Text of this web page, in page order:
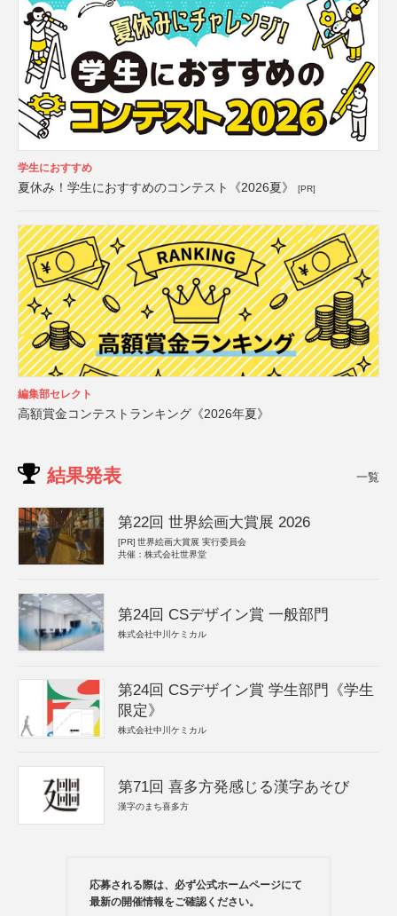
学生におすすめ
夏休み！学生におすすめのコンテスト《2026夏》 [PR]
編集部セレクト
高額賞金コンテストランキング《2026年夏》
結果発表 一覧
第22回 世界絵画大賞展 2026
[PR] 世界絵画大賞展 実行委員会
共催：株式会社世界堂
第24回 CSデザイン賞 一般部門
株式会社中川ケミカル
第24回 CSデザイン賞 学生部門《学生
限定》
株式会社中川ケミカル
第71回 喜多方発感じる漢字あそび
漢字のまち喜多方
応募される際は、必ず公式ホームページにて
最新の開催情報をご確認ください。